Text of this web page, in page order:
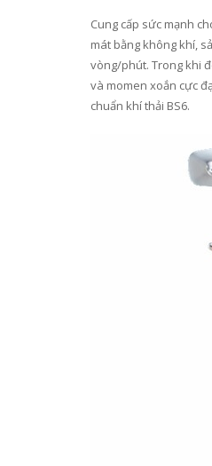
Cung cấp sức mạnh
mát bằng không khí,
vòng/phút. Trong khi
và momen xoắn cực
chuẩn khí thải BS6.